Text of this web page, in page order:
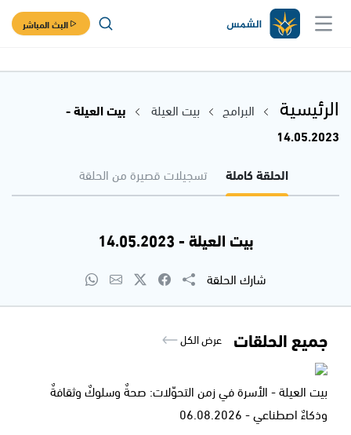
البث المباشر
الرئيسية البرامج بيت العيلة
بيت العيلة -
14.05.2023
الحلقة كاملة
تسجيلات قصيرة من الحلقة
بيت العيلة - 14.05.2023
شارك الحلقة
جميع الحلقات عرض الكل
بيت العيلة - الأسرة في زمن التحوّلات: صحةٌ وسلوكٌ وثقافةٌ
وذكاءٌ اصطناعي - 06.08.2026